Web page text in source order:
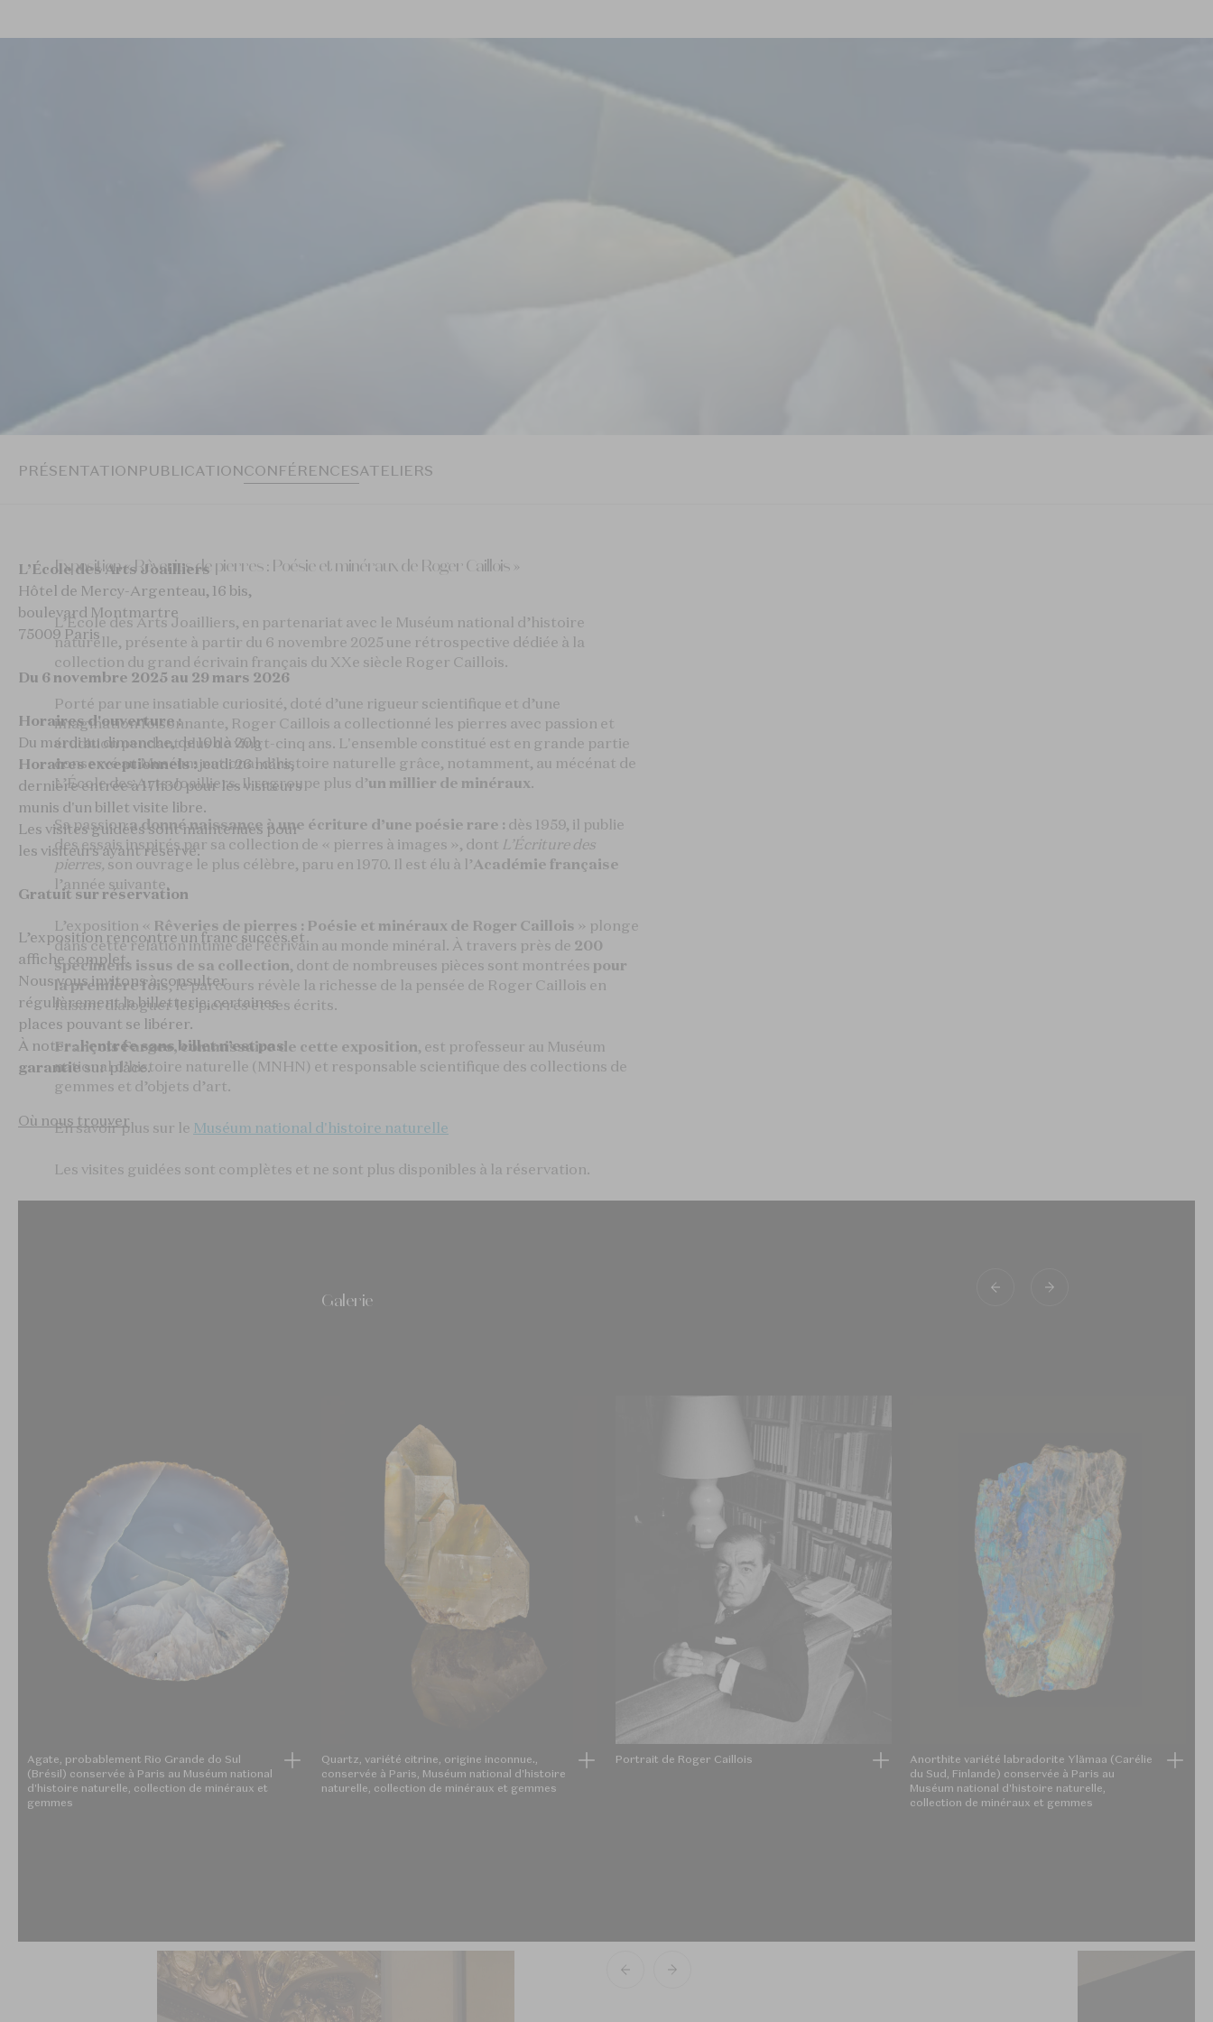
PRÉSENTATIONPUBLICATIONCONFÉRENCESATELIERS
L’École des Arts Joailliers
Hôtel de Mercy-Argenteau, 16 bis,
boulevard Montmartre
75009 Paris
Du 6 novembre 2025 au 29 mars 2026
Horaires d'ouverture :
Du mardi au dimanche, de 10h à 20h
Horaires exceptionnels :jeudi 26 mars,
dernière entrée à 17h30 pour les visiteurs
munis d'un billet visite libre.
Les visites guidées sont maintenues pour
les visiteurs ayant réservé.
Gratuit sur réservation
L’exposition rencontre un franc succès et
affiche complet.
Nous vous invitons à consulter
régulièrement la billetterie, certaines
places pouvant se libérer.
À noter :l’entrée sans billet n’est pas
garantiesur place.
Où nous trouver
Exposition « Rêveries de pierres : Poésie et minéraux de Roger Caillois »
L’École des Arts Joailliers, en partenariat avec le Muséum national d’histoire
naturelle, présente à partir du 6 novembre 2025 une rétrospective dédiée à la
collection du grand écrivain français du XXe siècle Roger Caillois.
Porté par une insatiable curiosité, doté d’une rigueur scientifique et d’une
imagination foisonnante, Roger Caillois a collectionné les pierres avec passion et
érudition pendant plus de vingt-cinq ans. L'ensemble constitué est en grande partie
conservé au Muséum national d’histoire naturelle grâce, notamment, au mécénat de
L’École des Arts Joailliers. Il regroupe plus d’un millier de minéraux.
Sa passiona donné naissance à une écriture d’une poésie rare : dès 1959, il publie
des essais inspirés par sa collection de « pierres à images », dont L’Écriture des
pierres, son ouvrage le plus célèbre, paru en 1970. Il est élu à l’Académie française
l’année suivante.
L’exposition « Rêveries de pierres : Poésie et minéraux de Roger Caillois » plonge
dans cette relation intime de l’écrivain au monde minéral. À travers près de 200
spécimens issus de sa collection, dont de nombreuses pièces sont montrées pour
la première fois, le parcours révèle la richesse de la pensée de Roger Caillois en
faisant dialoguer les pierres et ses écrits.
François Farges, commissaire de cette exposition, est professeur au Muséum
national d’histoire naturelle (MNHN) et responsable scientifique des collections de
gemmes et d’objets d’art.
En savoir plus sur le Muséum national d'histoire naturelle
Les visites guidées sont complètes et ne sont plus disponibles à la réservation.
Galerie
Agate, probablement Rio Grande do Sul
(Brésil) conservée à Paris au Muséum national
d'histoire naturelle, collection de minéraux et
gemmes
Quartz, variété citrine, origine inconnue.,
conservée à Paris, Muséum national d'histoire
naturelle, collection de minéraux et gemmes
Portrait de Roger Caillois
Anorthite variété labradorite Ylämaa (Carélie
du Sud, Finlande) conservée à Paris au
Muséum national d'histoire naturelle,
collection de minéraux et gemmes